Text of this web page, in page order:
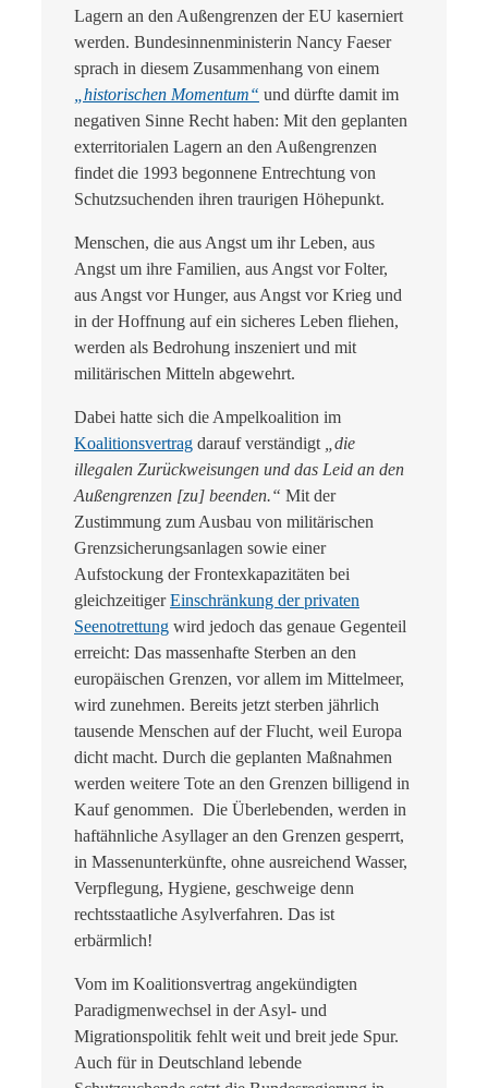
Lagern an den Außengrenzen der EU kaserniert
werden. Bundesinnenministerin Nancy Faeser
sprach in diesem Zusammenhang von einem
„historischen Momentum“ und dürfte damit im
negativen Sinne Recht haben: Mit den geplanten
exterritorialen Lagern an den Außengrenzen
findet die 1993 begonnene Entrechtung von
Schutzsuchenden ihren traurigen Höhepunkt.
Menschen, die aus Angst um ihr Leben, aus
Angst um ihre Familien, aus Angst vor Folter,
aus Angst vor Hunger, aus Angst vor Krieg und
in der Hoffnung auf ein sicheres Leben fliehen,
werden als Bedrohung inszeniert und mit
militärischen Mitteln abgewehrt.
Dabei hatte sich die Ampelkoalition im
Koalitionsvertrag darauf verständigt
„die
illegalen Zurückweisungen und das Leid an den
Außengrenzen [zu] beenden.“ Mit der
Zustimmung zum Ausbau von militärischen
Grenzsicherungsanlagen sowie einer
Aufstockung der Frontexkapazitäten bei
gleichzeitigerEinschränkung der privaten
Seenotrettung wird jedoch das genaue Gegenteil
erreicht: Das massenhafte Sterben an den
europäischen Grenzen, vor allem im Mittelmeer,
wird zunehmen. Bereits jetzt sterben jährlich
tausende Menschen auf der Flucht, weil Europa
dicht macht. Durch die geplanten Maßnahmen
werden weitere Tote an den Grenzen billigend in
Kauf genommen. Die Überlebenden, werden in
haftähnliche Asyllager an den Grenzen gesperrt,
in Massenunterkünfte, ohne ausreichend Wasser,
Verpflegung, Hygiene, geschweige denn
rechtsstaatliche Asylverfahren. Das ist
erbärmlich!
Vom im Koalitionsvertrag angekündigten
Paradigmenwechsel in der Asyl- und
Migrationspolitik fehlt weit und breit jede Spur.
Auch für in Deutschland lebende